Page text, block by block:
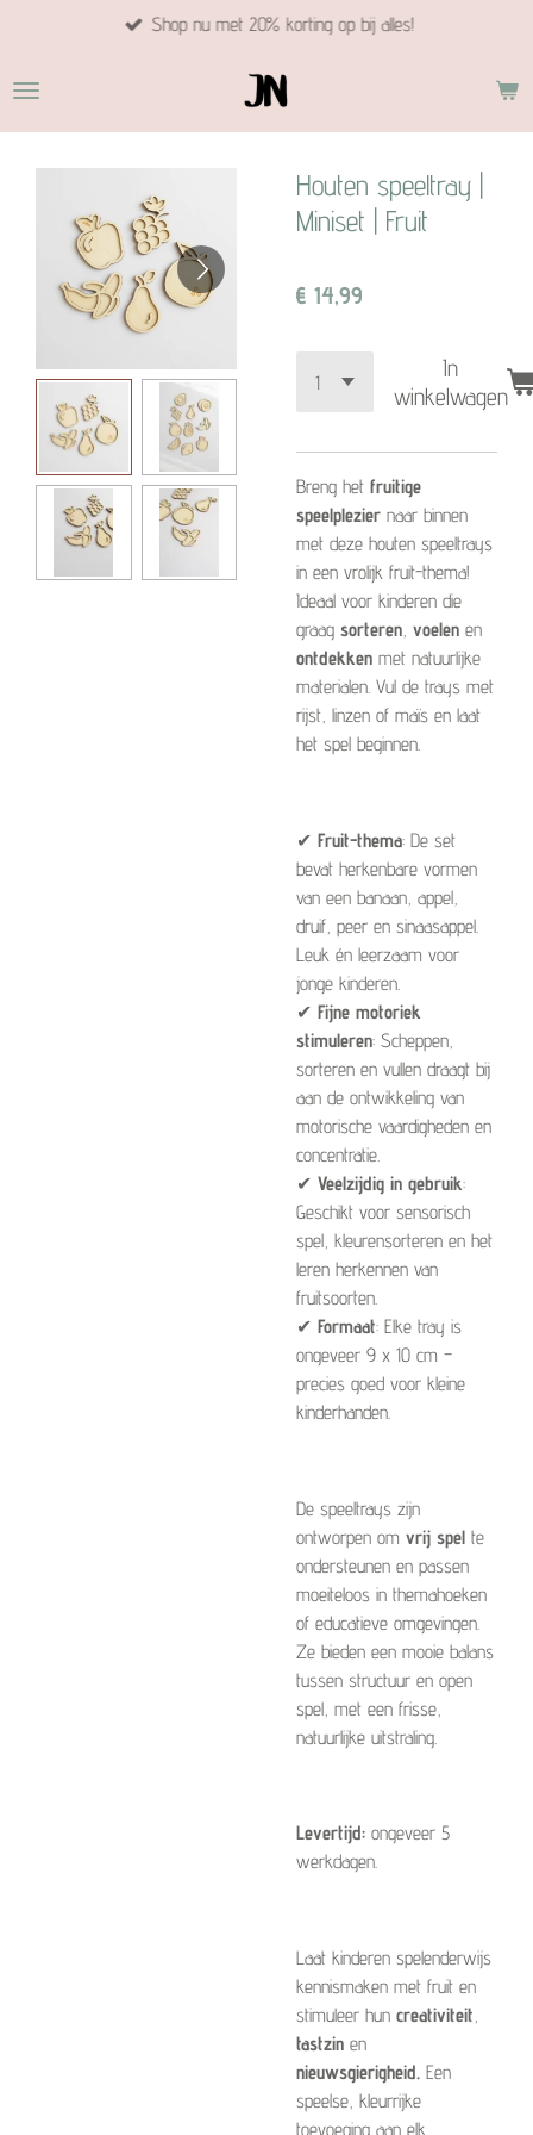
naar
hoofdinhoud
Shop nu met 20% korting op bij alles!
Houten speeltray |
Miniset | Fruit
€ 14,99
In
winkelwagen
Breng het fruitige
speelplezier naar binnen
met deze houten speeltrays
in een vrolijk fruit-thema!
Ideaal voor kinderen die
graag sorteren, voelen en
ontdekken met natuurlijke
materialen. Vul de trays met
rijst, linzen of maïs en laat
het spel beginnen.
✔ Fruit-thema: De set
bevat herkenbare vormen
van een banaan, appel,
druif, peer en sinaasappel.
Leuk én leerzaam voor
jonge kinderen.
✔ Fijne motoriek
stimuleren: Scheppen,
sorteren en vullen draagt bij
aan de ontwikkeling van
motorische vaardigheden en
concentratie.
✔ Veelzijdig in gebruik:
Geschikt voor sensorisch
spel, kleurensorteren en het
leren herkennen van
fruitsoorten.
✔ Formaat: Elke tray is
ongeveer 9 x 10 cm –
precies goed voor kleine
kinderhanden.
De speeltrays zijn
ontworpen om vrij spel te
ondersteunen en passen
moeiteloos in themahoeken
of educatieve omgevingen.
Ze bieden een mooie balans
tussen structuur en open
spel, met een frisse,
natuurlijke uitstraling.
Levertijd: ongeveer 5
werkdagen.
Laat kinderen spelenderwijs
kennismaken met fruit en
stimuleer hun creativiteit
tastzin en
nieuwsgierigheid. Een
speelse, kleurrijke
toevoeging aan elk